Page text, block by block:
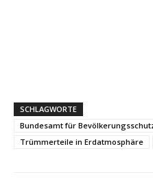
SCHLAGWORTE
Bundesamt für
Trümmerteile in Erdatmosphäre